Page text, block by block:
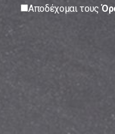
Αποδέχομαι τους